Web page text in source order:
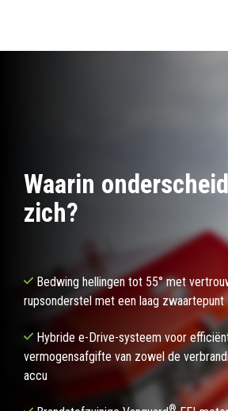
Waarin
zich?
Bedwing hellingen tot 55° met
rupsonderstel met een laag zwaartepunt
Hybride e-Drive-systeem voor
vermogensafgifte van zowel de
accu
®